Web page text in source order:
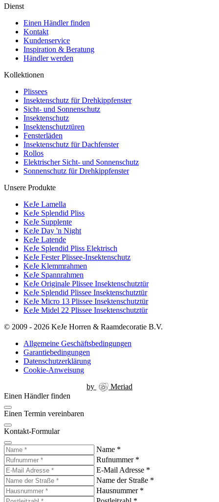
Dienst
Einen Händler finden
Kontakt
Kundenservice
Inspiration & Beratung
Händler werden
Kollektionen
Plissees
Insektenschutz für Drehkippfenster
Sicht- und Sonnenschutz
Insektenschutz
Insektenschutztüren
Fensterläden
Insektenschutz für Dachfenster
Rollos
Elektrischer Sicht- und Sonnenschutz
Sonnenschutz für Drehkippfenster
Unsere Produkte
KeJe Lamella
KeJe Splendid Pliss
KeJe Supplente
KeJe Day 'n Night
KeJe Latende
KeJe Splendid Pliss Elektrisch
KeJe Fester Plissee-Insektenschutz
KeJe Klemmrahmen
KeJe Spannrahmen
KeJe Originale Plissee Insektenschutztür
KeJe Splendid Plissee Insektenschutztür
KeJe Micro 13 Plissee Insektenschutztür
KeJe Midel 22 Plissee Insektenschutztür
© 2009 - 2026 KeJe Horren & Raamdecoratie B.V.
Allgemeine Geschäftsbedingungen
Garantiebedingungen
Datenschutzerklärung
Cookie-Anweisung
by
Meriad
Einen Händler finden
Einen Termin vereinbaren
Kontakt-Formular
Name *
Rufnummer *
E-Mail Adresse *
Name der Straße *
Hausnummer *